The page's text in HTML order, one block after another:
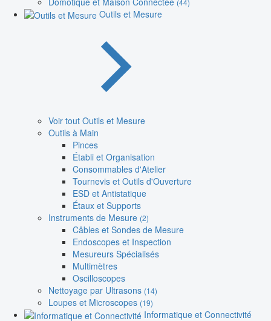
Outils et Mesure
Voir tout Outils et Mesure
Outils à Main
Pinces
Établi et Organisation
Consommables d'Atelier
Tournevis et Outils d'Ouverture
ESD et Antistatique
Étaux et Supports
Instruments de Mesure (2)
Câbles et Sondes de Mesure
Endoscopes et Inspection
Mesureurs Spécialisés
Multimètres
Oscilloscopes
Nettoyage par Ultrasons (14)
Loupes et Microscopes (19)
Informatique et Connectivité